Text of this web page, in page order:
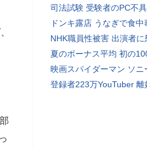
司法試験 受験者のPC不
ドンキ露店 うなぎで食中
NHK職員性被害 出演者に
夏のボーナス平均 初の
映画スパイダーマン ソニ
登録者223万YouTuber 離